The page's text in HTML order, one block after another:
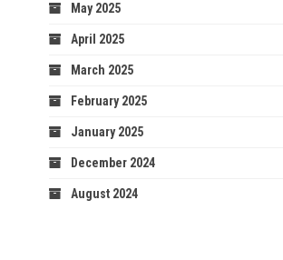
May 2025
April 2025
March 2025
February 2025
January 2025
December 2024
August 2024